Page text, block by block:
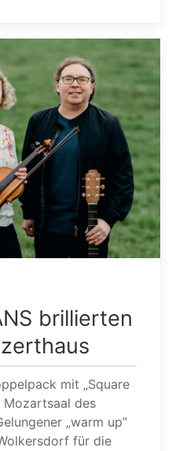
brillierten
mit „Square
Mozartsaal des
„warm up”
für die